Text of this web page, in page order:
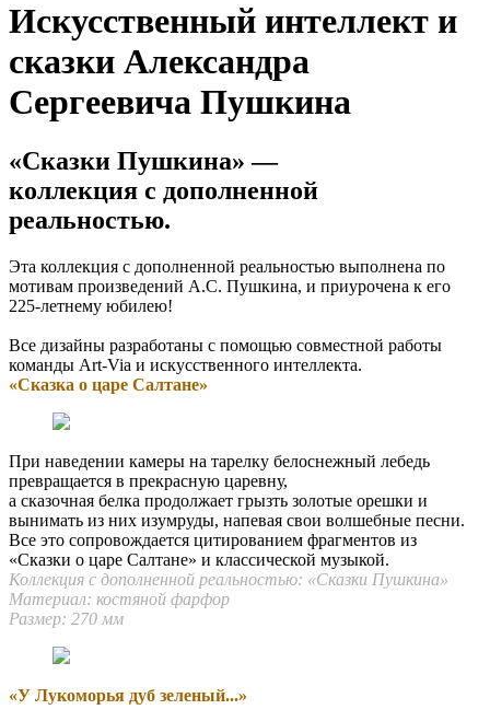
Искусственный интеллект и
сказки Александра
Сергеевича Пушкина
«‎Сказки Пушкина» —
коллекция с дополненной
реальностью.
Эта коллекция с дополненной реальностью выполнена по
мотивам произведений А.С. Пушкина, и приурочена к его
225-летнему юбилею!
Все дизайны разработаны с помощью совместной работы
команды Art-Via и искусственного интеллекта.
«‎Сказка о царе Салтане»
При наведении камеры на тарелку белоснежный лебедь
превращается в прекрасную царевну,
а сказочная белка продолжает грызть золотые орешки и
вынимать из них изумруды, напевая свои волшебные песни.
Все это сопровождается цитированием фрагментов из
«‎Сказки о царе Салтане» и классической музыкой.
Коллекция с дополненной реальностью: «Сказки Пушкина‎»
Материал: костяной фарфор
Размер: 270 мм
«‎У Лукоморья дуб зеленый...»